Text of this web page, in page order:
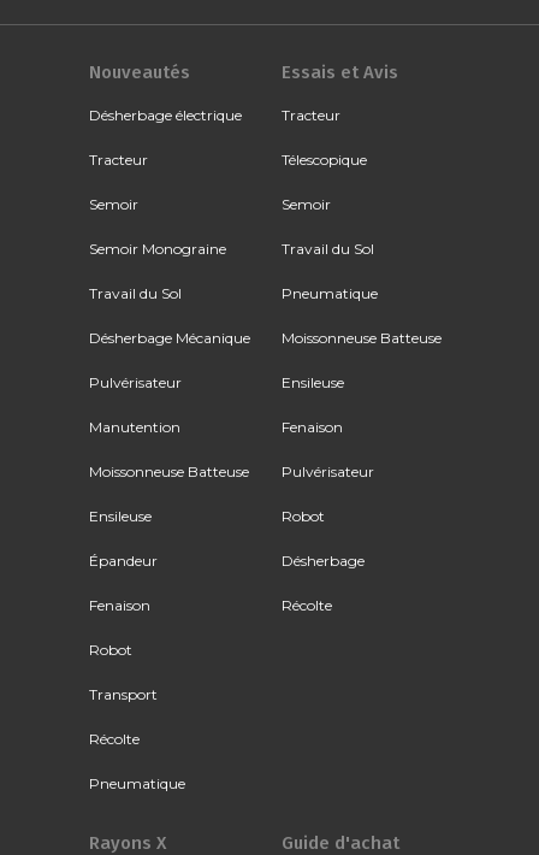
Nouveautés
Désherbage électrique
Tracteur
Semoir
Semoir Monograine
Travail du Sol
Désherbage Mécanique
Pulvérisateur
Manutention
Moissonneuse Batteuse
Ensileuse
Épandeur
Fenaison
Robot
Transport
Récolte
Pneumatique
Essais et Avis
Tracteur
Télescopique
Semoir
Travail du Sol
Pneumatique
Moissonneuse Batteuse
Ensileuse
Fenaison
Pulvérisateur
Robot
Désherbage
Récolte
Rayons X Guide d'achat